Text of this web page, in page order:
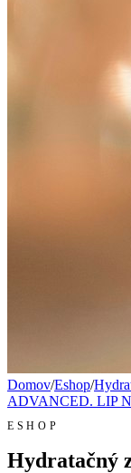
Domov/Eshop/
ADVANCED. LIP
ESHOP
Hydratačný